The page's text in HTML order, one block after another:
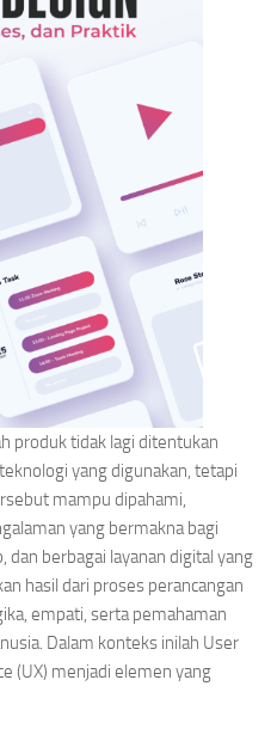
produk tidak lagi ditentukan
yang digunakan, tetapi
mampu dipahami,
yang bermakna bagi
dan berbagai layanan digital yang
hasil dari proses perancangan
empati, serta pemahaman
Dalam konteks inilah User
(UX) menjadi elemen yang